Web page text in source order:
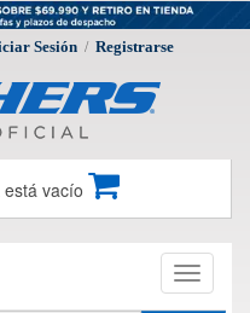
Sesión / Registrarse
vacío
Toggle